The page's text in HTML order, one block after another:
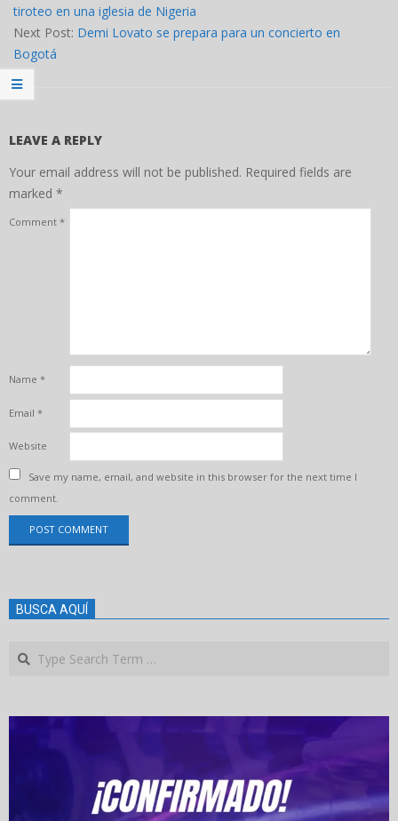
06
tiroteo en una iglesia de Nigeria
Next Post: Demi Lovato se prepara para un concierto en
Bogotá
LEAVE A REPLY
Your email address will not be published. Required fields are
marked *
Comment *
Name *
Email *
Website
Save my name, email, and website in this browser for the next time I
comment.
BUSCA AQUÍ
Search